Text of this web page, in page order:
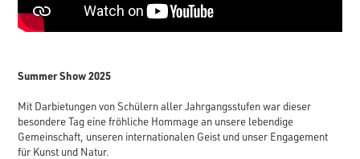
Summer Show 2025
Mit Darbietungen von Schülern aller Jahrgangsstufen war dieser
besondere Tag eine fröhliche Hommage an unsere lebendige
Gemeinschaft, unseren internationalen Geist und unser Engagement
für Kunst und Natur.